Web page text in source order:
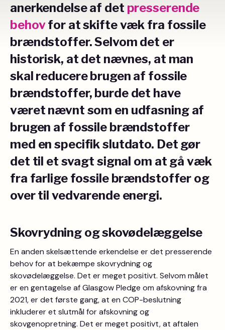
anerkendelse af det presserende
behovfor at skifte væk fra fossile
brændstoffer. Selvom det er
historisk, at det nævnes, at man
skal reducere brugen af fossile
brændstoffer, burde det have
været nævnt som en udfasning af
brugen af fossile brændstoffer
med en specifik slutdato. Det gør
det til et svagt signal om at gå væk
fra farlige fossile brændstoffer og
over til vedvarende energi.
Skovrydning og skovødelæggelse
En anden skelsættende erkendelse er det presserende
behov for at bekæmpe skovrydning og
skovødelæggelse. Det er meget positivt. Selvom målet
er en gentagelse af Glasgow Pledge om afskovning fra
2021, er det første gang, at en COP-beslutning
inkluderer et slutmål for afskovning og
skovgenopretning. Det er meget positivt, at aftalen